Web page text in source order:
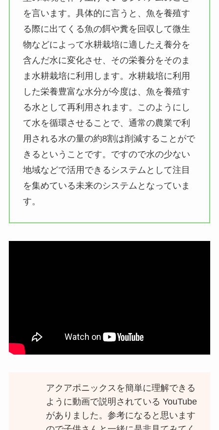
を言います。具体的に言うと、魚を養殖す
る際に出てくる魚の餌や糞を回収して微生
物などによって水耕栽培に適したえ養分を
含んだ水に変化させ、その栄養分をそのま
ま水耕栽培に利用します。水耕栽培に利用
した栄養豊富な水分が今度は、魚を養殖す
る水として再利用されます。このようにし
て水を循環させることで、通常の農業で利
用される水の量の約8割は削減することがで
きるということです。ですので水の少ない
地域などで活用できるシステムとして注目
を集めている未来のシステムとなっていま
す。
アクアポニックスを簡単に理解できる
ように動画で説明されている YouTube
がありました。参考になると思います